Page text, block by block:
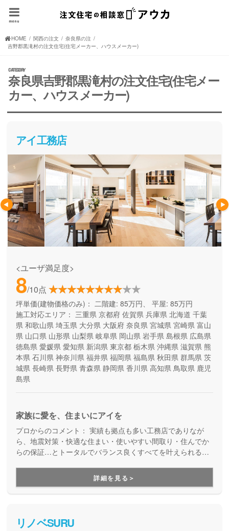
menu
HOME 関西の注文住宅(住宅メーカー、ハウスメーカー)
奈良県の注文住宅(住宅メーカー、ハウスメーカー)
吉野郡黒滝村の注文住宅(住宅メーカー、ハウスメーカー)
奈良県吉野郡黒滝村の注文住宅(住宅メー
カー、ハウスメーカー)
アイ工務店
<ユーザ満足度>
8/10点
坪単価(建物価格のみ)： 二階建: 85万円、 平屋: 85万円
施工対応エリア： 三重県 京都府 佐賀県 兵庫県 北海道 千葉
県 和歌山県 埼玉県 大分県 大阪府 奈良県 宮城県 宮崎県 富山
県 山口県 山形県 山梨県 岐阜県 岡山県 岩手県 島根県 広島県
徳島県 愛媛県 愛知県 新潟県 東京都 栃木県 沖縄県 滋賀県 熊
本県 石川県 神奈川県 福井県 福岡県 福島県 秋田県 群馬県 茨
城県 長崎県 長野県 青森県 静岡県 香川県 高知県 鳥取県 鹿児
島県
家族に愛を、住まいにアイを
プロからのコメント： 実績も拠点も多い工務店でありなが
ら、地震対策・快適な住まい・使いやすい間取り・住んでか
らの保証…とトータルでバランス良くすべてを叶えられる家
用できる間取り提案も得意なので、末長く安心して暮らせる
住まいをお求めの方、安心できるプロにまるっとお任せした
い方にもお勧めしています。
詳細を見る＞
リノベSURU